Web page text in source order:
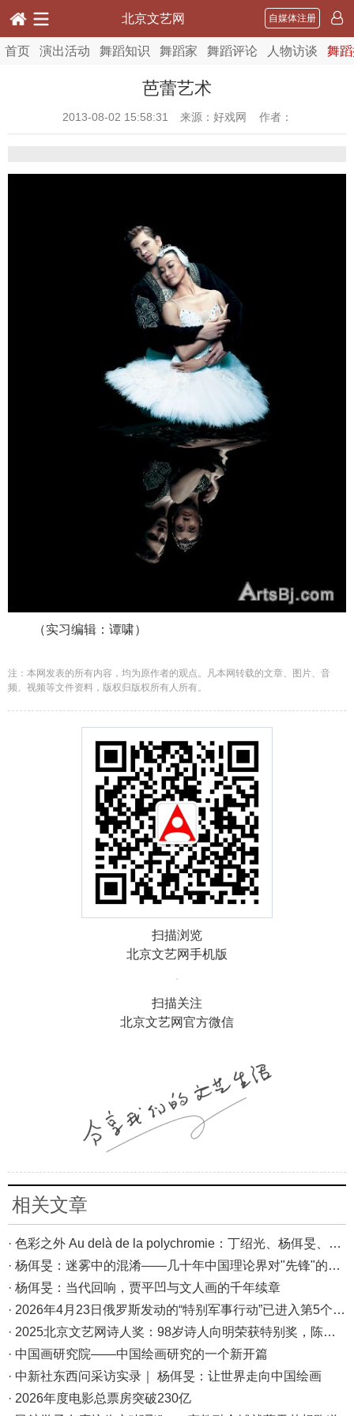
北京文艺网 自媒体注册
首页 演出活动 舞蹈知识 舞蹈家 舞蹈评论 人物访谈 舞
芭蕾艺术
2013-08-02 15:58:31 来源：好戏网 作者：
（实习编辑：谭啸）
注：本网发表的所有内容，均为原作者的观点。凡本网转载的文章、图片、音
频、视频等文件资料，版权归版权所有人所有。
扫描浏览
北京文艺网手机版
扫描关注
北京文艺网官方微信
相关文章
· 色彩之外 Au delà de la polychromie：丁绍光、杨佴旻、Alain Cardenas·Castro巴黎展
· 杨佴旻：迷雾中的混淆——几十年中国理论界对"先锋"的误读，对创作的误导
· 杨佴旻：当代回响，贾平凹与文人画的千年续章
· 2026年4月23日俄罗斯发动的“特别军事行动”已进入第5个年头，俄乌局势最新综述
· 2025北京文艺网诗人奖：98岁诗人向明荣获特别奖，陈东东荣获诗人奖，茱萸荣获年度诗人奖！
· 中国画研究院——中国绘画研究的一个新开篇
· 中新社东西问采访实录｜ 杨佴旻：让世界走向中国绘画
· 2026年度电影总票房突破230亿